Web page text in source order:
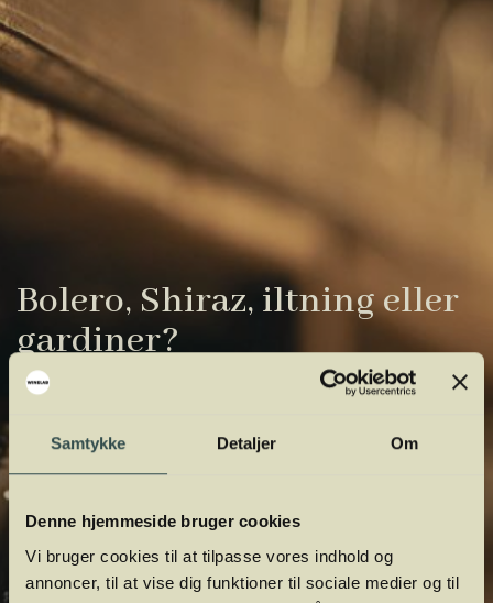
Samtykke Detaljer Om
Denne hjemmeside bruger cookies
Vi bruger cookies til at tilpasse vores indhold og
annoncer, til at vise dig funktioner til sociale medier og til
Bolero, Shiraz, iltning eller
gardiner?
Vinens verden er fuld af komplicerede
vinordbog, så du lettere kan navigere og